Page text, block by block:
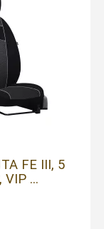
FE III, 5
VIP ...